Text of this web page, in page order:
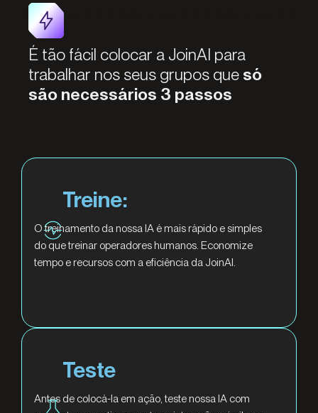
É tão fácil colocar a JoinAI para
trabalhar nos seus grupos que só
são necessários 3 passos
Treine:
O treinamento da nossa IA é mais rápido e simples
do que treinar operadores humanos. Economize
tempo e recursos com a eficiência da JoinAI.
Teste
Antes de colocá-la em ação, teste nossa IA com